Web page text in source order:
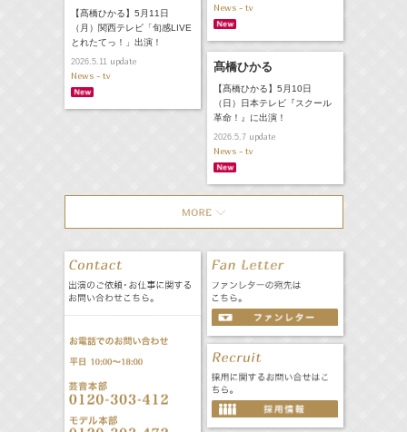
News - tv
【髙橋ひかる】5月11日
（月）関西テレビ「旬感LIVE
とれたてっ！」出演！
2026.5.11update
News - tv
髙橋ひかる
【髙橋ひかる】5月10日
（日）日本テレビ『スクール
革命！』に出演！
2026.5.7update
News - tv